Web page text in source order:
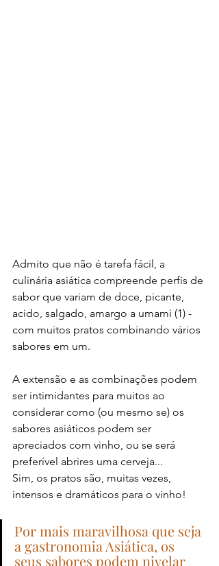
Admito que não é tarefa fácil, a
culinária asiática compreende perfis de
sabor que variam de doce, picante,
acido, salgado, amargo a umami (1) -
com muitos pratos combinando vários
sabores em um.
A extensão e as combinações podem
ser intimidantes para muitos ao
considerar como (ou mesmo se) os
sabores asiáticos podem ser
apreciados com vinho, ou se será
preferível abrires uma cerveja...
Sim, os pratos são, muitas vezes,
intensos e dramáticos para o vinho!
Por mais maravilhosa que seja
a gastronomia Asiática, os
seus sabores podem nivelar